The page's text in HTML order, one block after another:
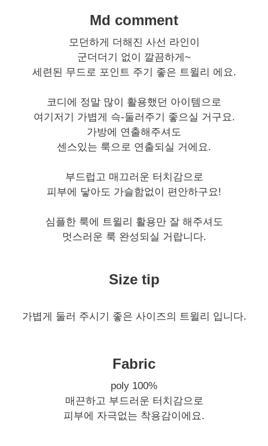
Md comment
모던하게 더해진 사선 라인이
군더더기 없이 깔끔하게~
세련된 무드로 포인트 주기 좋은 트윌리 에요.
코디에 정말 많이 활용했던 아이템으로
여기저기 가볍게 슥-둘러주기 좋으실 거구요.
가방에 연출해주셔도
센스있는 룩으로 연출되실 거에요.
부드럽고 매끄러운 터치감으로
피부에 닿아도 가슬함없이 편안하구요!
심플한 룩에 트윌리 활용만 잘 해주셔도
멋스러운 룩 완성되실 거랍니다.
Size tip
가볍게 둘러 주시기 좋은 사이즈의 트윌리 입니다.
Fabric
poly 100%
매끈하고 부드러운 터치감으로
피부에 자극없는 착용감이에요.